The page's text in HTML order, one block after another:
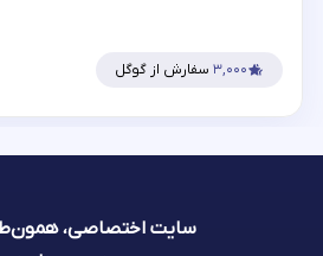
۳,۰۰۰ سفارش از گوگل
سایت اختصاصی،